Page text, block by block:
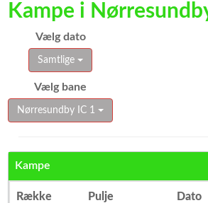
Kampe i
Vælg dato
Samtlige
Vælg bane
Nørresundby IC 1
Kampe
Række Pulje Dato